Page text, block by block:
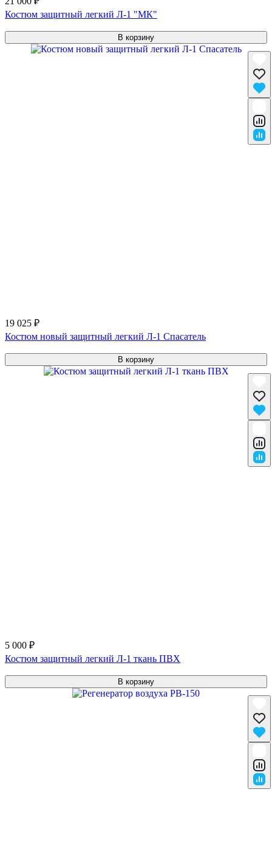
Костюм защитный легкий Л-1 "МК"
В корзину
19 025 ₽
Костюм новый защитный легкий Л-1 Спасатель
В корзину
5 000 ₽
Костюм защитный легкий Л-1 ткань ПВХ
В корзину